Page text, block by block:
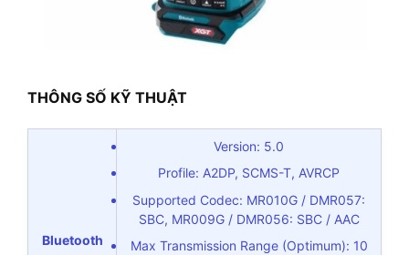
THÔNG SỐ KỸ THUẬT
Bluetooth
Version: 5.0
Profile: A2DP, SCMS-T, AVRCP
Supported Codec: MR010G / DMR057:
SBC, MR009G / DMR056: SBC / AAC
Max Transmission Range (Optimum): 10